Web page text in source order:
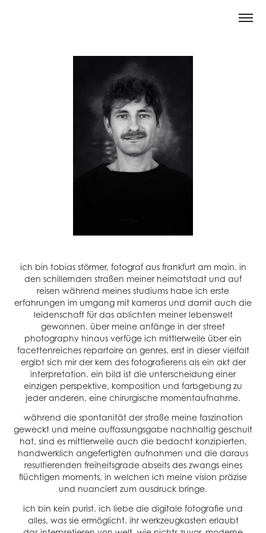
​​​​​​​ich bin tobias störmer, fotograf aus frankfurt am main. in
den schillernden straßen meiner heimatstadt und auf
reisen während meines studiums habe ich erste
erfahrungen im umgang mit kameras und damit auch die
leidenschaft für das ablichten meiner lebenswelt
gewonnen. über meine anfänge in der street
photography hinaus verfüge ich mittlerweile über ein
facettenreiches repartoire an genres. erst in dieser vielfalt
ergibt sich mir der kern des fotografierens als ein akt der
interpretation. ein bild ist die unterscheidung einer
einzigen perspektive, komposition und farbgebung zu
jeder anderen, eine chirurgische momentaufnahme.
während die spontanität der straße meine faszination
geweckt und meine auffassungsgabe nachhaltig geschult
hat, sind es mittlerweile auch die bedacht konzipierten,
handwerklich angefertigten aufnahmen und die daraus
resultierenden freiheitsgrade abseits des zwangs eines
flüchtigen moments, in welchen ich meine vision präzise
und nuanciert zum ausdruck bringe.
ich bin kein purist. ich liebe die digitale fotografie und
alles, was sie ermöglicht. ihr werkzeugkasten erlaubt